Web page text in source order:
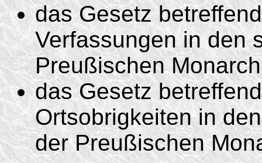
das Gesetz
Verfassungen in den
Preußischen
das Gesetz
Ortsobrigkeiten in
der Preußischen